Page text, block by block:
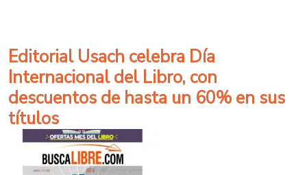
Editorial Usach celebra Día
Internacional del Libro, con
descuentos de hasta un 60% en sus
títulos